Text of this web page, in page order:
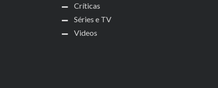
Críticas
Séries e TV
Videos